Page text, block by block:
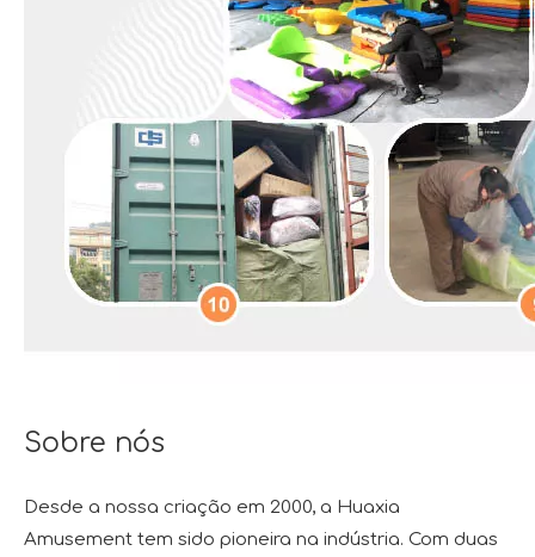
Sobre nós
Desde a nossa criação em 2000, a Huaxia
Amusement tem sido pioneira na indústria. Com duas